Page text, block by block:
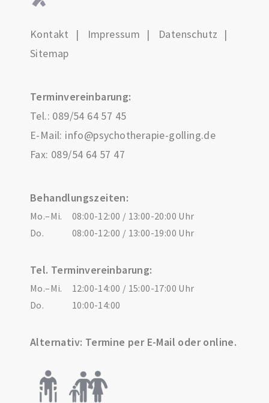
Kontakt Impressum
Datenschutz
Sitemap
Terminvereinbarung:
Tel.: 089/54 64 57 45
E-Mail: info@psychotherapie-golling.de
Fax: 089/54 64 57 47
Behandlungszeiten:
Mo.–Mi.
08:00-12:00 / 13:00-20:00 Uhr
Do.
08:00-12:00 / 13:00-19:00 Uhr
Tel. Terminvereinbarung:
Mo.–Mi.
12:00-14:00 / 15:00-17:00 Uhr
Do.
10:00-14:00
Alternativ: Termine per E-Mail oder online.